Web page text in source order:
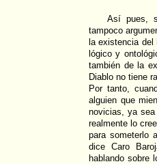
Así pues,
tampoco
la existencia
lógico y
también de la
Diablo no tiene
Por tanto,
alguien que
novicias, ya
realmente lo
para someterlo
dice Caro
hablando sobre